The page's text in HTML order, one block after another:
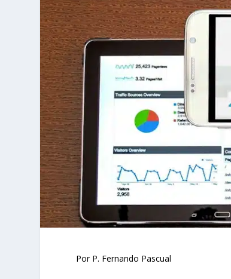
Por P. Fernando Pascual